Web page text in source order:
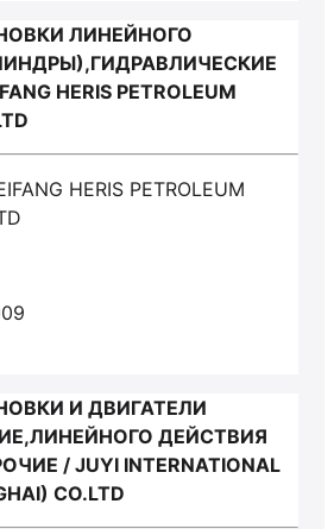
ЛИНЕЙНОГО
HERIS PETROLEUM
HERIS PETROLEUM
И ДВИГАТЕЛИ
ДЕЙСТВИЯ
/ JUYI INTERNATIONAL
CO.LTD